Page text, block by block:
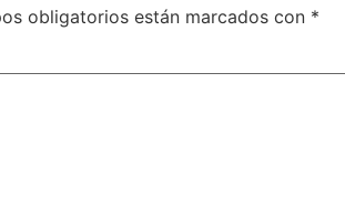
obligatorios están marcados con *